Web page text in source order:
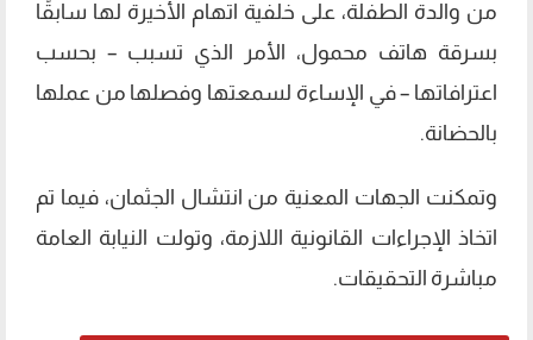
من والدة الطفلة، على خلفية اتهام الأخيرة لها سابقًا
بسرقة هاتف محمول، الأمر الذي تسبب – بحسب
اعترافاتها – في الإساءة لسمعتها وفصلها من عملها
بالحضانة.
وتمكنت الجهات المعنية من انتشال الجثمان، فيما تم
اتخاذ الإجراءات القانونية اللازمة، وتولت النيابة العامة
مباشرة التحقيقات.